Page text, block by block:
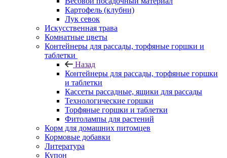
Картофель (клубни)
Лук севок
Искусственная трава
Комнатные цветы
Контейнеры для рассады, торфяные горшки и
таблетки
Назад
Контейнеры для рассады, торфяные горшки
и таблетки
Кассеты рассадные, ящики для рассады
Технологические горшки
Торфяные горшки и таблетки
Фитолампы для растений
Корм для домашних питомцев
Кормовые добавки
Литература
Купон